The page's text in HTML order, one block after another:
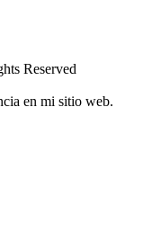
Reserved
en mi sitio web.